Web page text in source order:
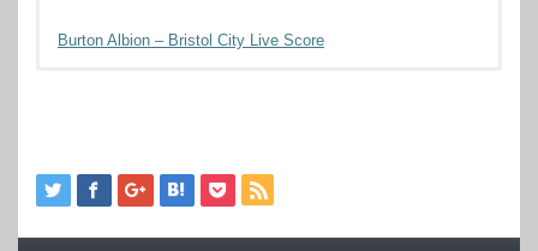
Burton Albion – Bristol City Live Score